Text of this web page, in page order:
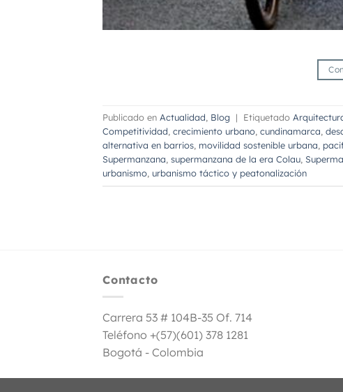
Publicado en Actualidad, Blog | Etiquetado
Competitividad, crecimiento urbano, cundinamarca,
alternativa en barrios, movilidad sostenible urbana,
Supermanzana, supermanzana de la era Colau,
urbanismo, urbanismo táctico y peatonalización
Contacto
Carrera 53 # 104B-35 Of. 714
Teléfono +(57)(601) 378 1281
Bogotá - Colombia